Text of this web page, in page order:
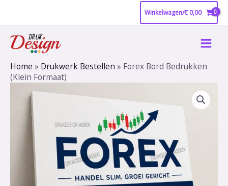
inhoud
Winkelwagen/€ 0,00
Main
Home » Drukwerk Bestellen » Forex Bord Bedrukken
(Klein Formaat)